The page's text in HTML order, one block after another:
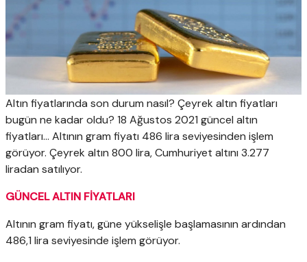
Altın fiyatlarında son durum nasıl? Çeyrek altın fiyatları
bugün ne kadar oldu? 18 Ağustos 2021 güncel altın
fiyatları... Altının gram fiyatı 486 lira seviyesinden işlem
görüyor. Çeyrek altın 800 lira, Cumhuriyet altını 3.277
liradan satılıyor.
GÜNCEL ALTIN FİYATLARI
Altının gram fiyatı, güne yükselişle başlamasının ardından
486,1 lira seviyesinde işlem görüyor.